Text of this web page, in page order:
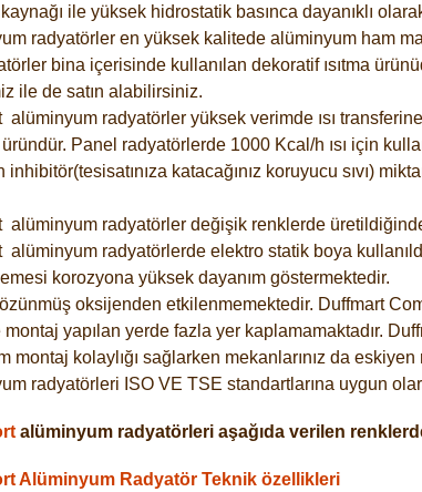
ile yüksek hidrostatik basınca dayanıklı
radyatörler en yüksek kalitede alüminyum ham
bina içerisinde kullanılan dekoratif ısıtma
ile de satın alabilirsiniz.
alüminyum radyatörler yüksek verimde ısı
Panel radyatörlerde 1000 Kcal/h ısı için
inhibitör(tesisatınıza katacağınız koruyucu sıvı)
alüminyum radyatörler değişik renklerde
alüminyum radyatörlerde elektro statik boya
korozyona yüksek dayanım göstermektedir.
oksijenden etkilenmemektedir. Duffmart
montaj yapılan yerde fazla yer kaplamamaktadır.
montaj kolaylığı sağlarken mekanlarınız da
radyatörleri ISO VE TSE standartlarına uygun
alüminyum radyatörleri aşağıda verilen
Alüminyum Radyatör Teknik özellikleri